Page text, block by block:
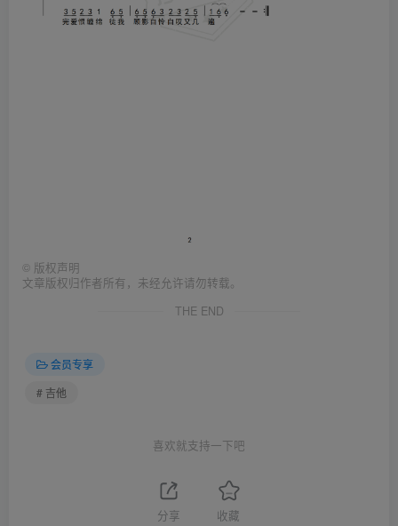
© 版权声明
文章版权归作者所有，未经允许请勿转载。
THE END
会员专享
# 吉他
喜欢就支持一下吧
分享 收藏